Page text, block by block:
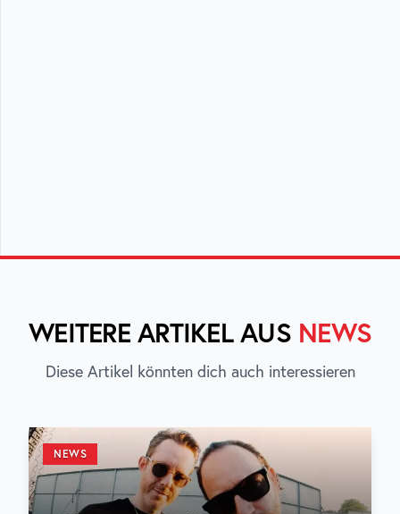
WEITERE ARTIKEL AUS NEWS
Diese Artikel könnten dich auch interessieren
NEWS